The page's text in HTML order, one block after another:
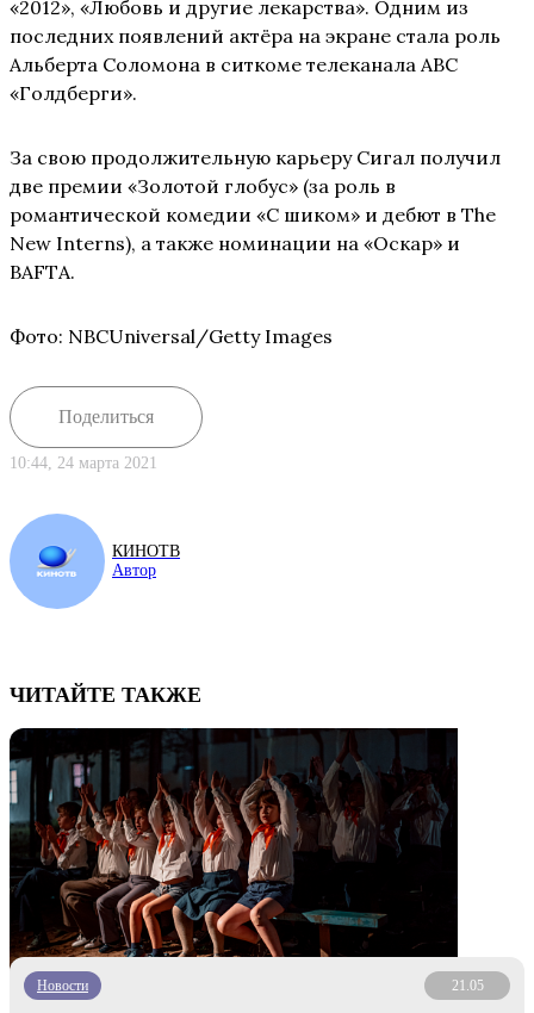
«2012», «Любовь и другие лекарства». Одним из
последних появлений актёра на экране стала роль
Альберта Соломона в ситкоме телеканала ABC
«Голдберги».
За свою продолжительную карьеру Сигал получил
две премии «Золотой глобус» (за роль в
романтической комедии «С шиком» и дебют в The
New Interns), а также номинации на «Оскар» и
BAFTA.
Фото: NBCUniversal/Getty Images
Поделиться
10:44, 24 марта 2021
КИНОТВ
Автор
ЧИТАЙТЕ ТАКЖЕ
Новости 21.05